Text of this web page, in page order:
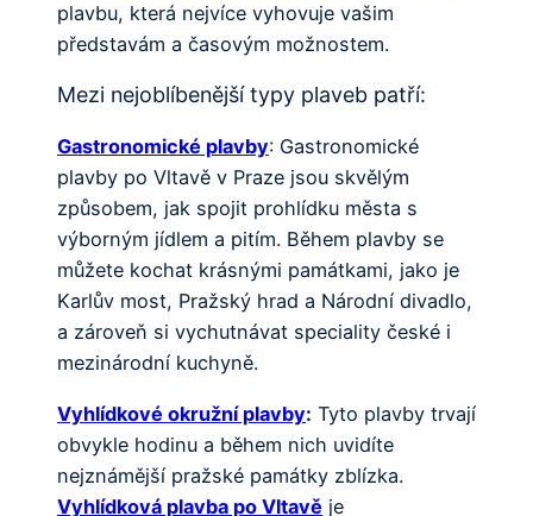
plavbu, která nejvíce vyhovuje vašim
představám a časovým možnostem.
Mezi nejoblíbenější typy plaveb patří:
Gastronomické plavby: Gastronomické
plavby po Vltavě v Praze jsou skvělým
způsobem, jak spojit prohlídku města s
výborným jídlem a pitím. Během plavby se
můžete kochat krásnými památkami, jako je
Karlův most, Pražský hrad a Národní divadlo,
a zároveň si vychutnávat speciality české i
mezinárodní kuchyně.
Vyhlídkové okružní plavby: Tyto plavby trvají
obvykle hodinu a během nich uvidíte
nejznámější pražské památky zblízka.
Vyhlídková plavba po Vltavě je